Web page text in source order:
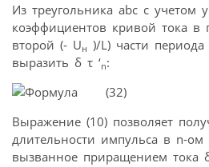
Из треугольника abc с учетом
коэффициентов кривой тока в
второй (- Uн )/L) части
выразить δ τ ‘n:
(32)
Выражение (10) позволяет
длительности импульса в n-
вызванное приращением тока